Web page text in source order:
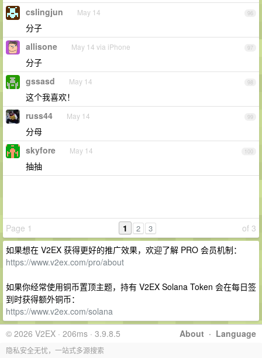
96
cslingjun May 14
分子
97
allisone May 14 via iPhone
分子
98
gssasd May 14
这个我喜欢！
99
russ44 May 14
分母
100
skyfore May 14
抽抽
Page 1 of 3
1 2 3
如果想在 V2EX 获得更好的推广效果，欢迎了解 PRO 会员机制：
https://www.v2ex.com/pro/about
如果你经常使用铜币置顶主题，持有 V2EX Solana Token 会在每日签
到时获得额外铜币：
https://www.v2ex.com/solana
About · Language
© 2026 V2EX · 206ms · 3.9.8.5
隐私安全无忧，一站式多源搜索